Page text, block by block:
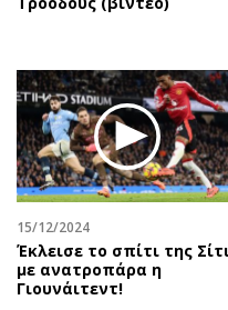
15/12/2024
Έκλεισε το σπίτι της
με ανατροπάρα η
Γιουνάιτεντ!